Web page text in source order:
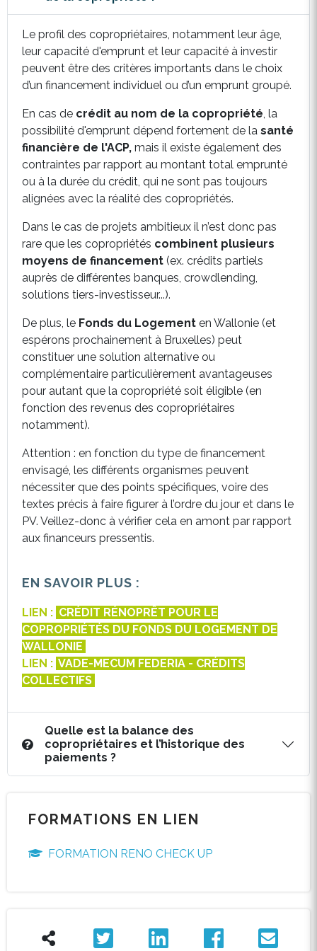
Le profil des copropriétaires, notamment leur âge,
leur capacité d'emprunt et leur capacité à investir
peuvent être des critères importants dans le choix
d’un financement individuel ou d’un emprunt groupé.
En cas de crédit au nom de la copropriété, la
possibilité d'emprunt dépend fortement de la santé
financière de l'ACP, mais il existe également des
contraintes par rapport au montant total emprunté
ou à la durée du crédit, qui ne sont pas toujours
alignées avec la réalité des copropriétés.
Dans le cas de projets ambitieux il n’est donc pas
rare que les copropriétés combinent plusieurs
moyens de financement (ex. crédits partiels
auprès de différentes banques, crowdlending,
solutions tiers-investisseur...).
De plus, le Fonds du Logement en Wallonie (et
espérons prochainement à Bruxelles) peut
constituer une solution alternative ou
complémentaire particulièrement avantageuses
pour autant que la copropriété soit éligible (en
fonction des revenus des copropriétaires
notamment).
Attention : en fonction du type de financement
envisagé, les différents organismes peuvent
nécessiter que des points spécifiques, voire des
textes précis à faire figurer à l’ordre du jour et dans le
PV. Veillez-donc à vérifier cela en amont par rapport
aux financeurs pressentis.
EN SAVOIR PLUS :
LIEN : CRÉDIT RÉNOPRÊT POUR LE
COPROPRIÉTÉS DU FONDS DU LOGEMENT DE
WALLONIE
LIEN : VADE-MECUM FEDERIA - CRÉDITS
COLLECTIFS
Quelle est la balance des
copropriétaires et l’historique des
paiements ?
FORMATIONS EN LIEN
FORMATION RENO CHECK UP